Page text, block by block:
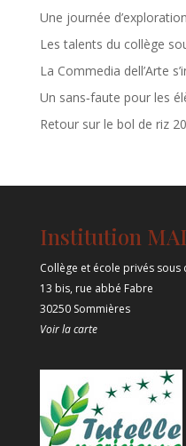
Une journée
Les talents du collège
La Commedia dell’Arte
Un sans‑faute pour les
Retour sur le bol de riz
Institution
Collège et école privés sous
13 bis, rue abbé Fabre
30250 Sommières
Voir la carte